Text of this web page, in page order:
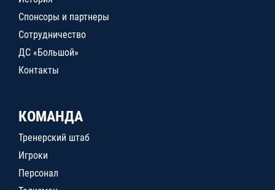
Спонсоры и партнеры
Сотрудничество
ДС «Большой»
Контакты
КОМАНДА
Тренерский штаб
Игроки
Персонал